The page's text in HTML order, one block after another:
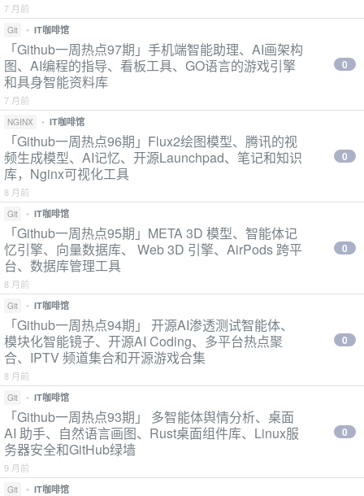
7 月前
Git • IT咖啡馆
「Github一周热点97期」手机端智能助理、AI画架构
图、AI编程的指导、看板工具、GO语言的游戏引擎
和具身智能资料库
7 月前
0
NGINX • IT咖啡馆
「Github一周热点96期」Flux2绘图模型、腾讯的视
频生成模型、AI记忆、开源Launchpad、笔记和知识
库，Nginx可视化工具
8 月前
0
Git • IT咖啡馆
「Github一周热点95期」META 3D 模型、智能体记
忆引擎、向量数据库、 Web 3D 引擎、AirPods 跨平
台、数据库管理工具
8 月前
0
Git • IT咖啡馆
「Github一周热点94期」 开源AI渗透测试智能体、
模块化智能镜子、开源AI Coding、多平台热点聚
合、IPTV 频道集合和开源游戏合集
8 月前
0
Git • IT咖啡馆
「Github一周热点93期」 多智能体舆情分析、桌面
AI 助手、自然语言画图、Rust桌面组件库、Linux服
务器安全和GitHub绿墙
9 月前
0
Git • IT咖啡馆